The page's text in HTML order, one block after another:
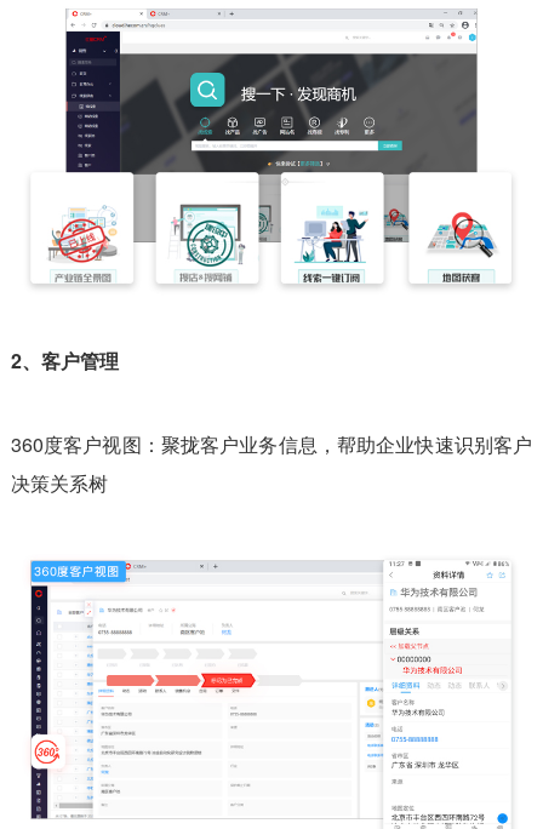
2、客户管理
360度客户视图：聚拢客户业务信息，帮助企业快速识别客户
决策关系树